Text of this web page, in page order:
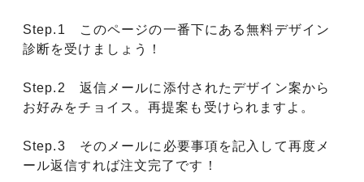
Step.1 このページの一番下にある無料デザイン
診断を受けましょう！
Step.2 返信メールに添付されたデザイン案から
お好みをチョイス。再提案も受けられますよ。
Step.3 そのメールに必要事項を記入して再度メ
ール返信すれば注文完了です！